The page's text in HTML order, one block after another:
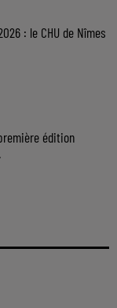
: le CHU de Nîmes
édition